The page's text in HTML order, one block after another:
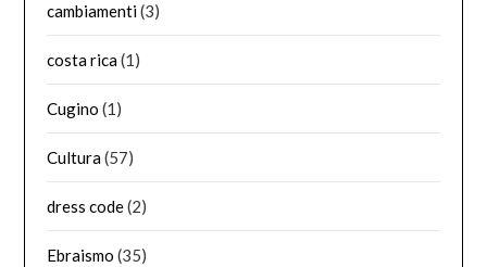
cambiamenti(3)
costa rica(1)
Cugino (1)
Cultura(57)
dress code(2)
Ebraismo (35)